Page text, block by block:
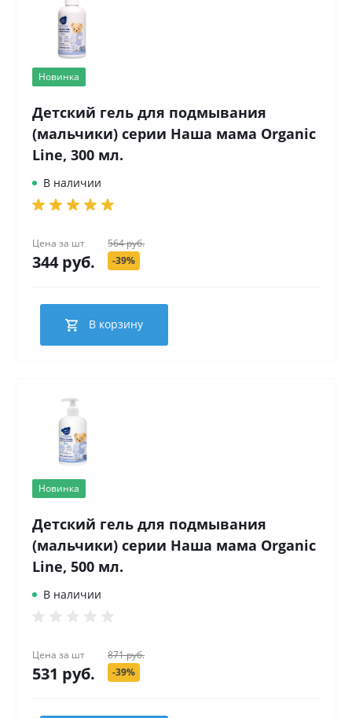
Новинка
Детский гель для подмывания
(мальчики) серии Наша мама Organic
Line, 300 мл.
В наличии
Цена за шт
344 руб.
564 руб.
-39%
В корзину
Новинка
Детский гель для подмывания
(мальчики) серии Наша мама Organic
Line, 500 мл.
В наличии
Цена за шт
531 руб.
871 руб.
-39%